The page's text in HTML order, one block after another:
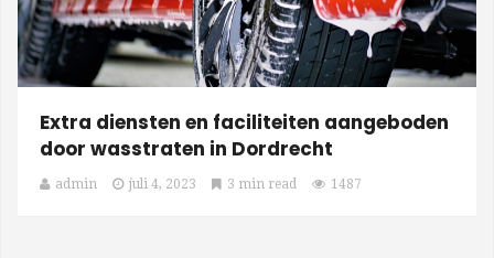
Extra diensten en faciliteiten aangeboden
door wasstraten in Dordrecht
admin juli 4, 2023 3 min read 1487